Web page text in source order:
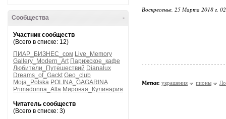
-
Сообщества
Участник сообществ
(Всего в списке: 12)
ПИАР_БИЗНЕС_сом Live_Memory
Gallery_Modern_Art Парижское_кафе
Любители_Путешествий Dianalux
Dreams_of_Gackt Geo_club
Moja_Polska POLINA_GAGARINA
Primadonna_Alla Мировая_Кулинария
Читатель сообществ
(Всего в списке: 3)
Воскресенье, 25 Марта 2018 г.
Метки: украшения пионы